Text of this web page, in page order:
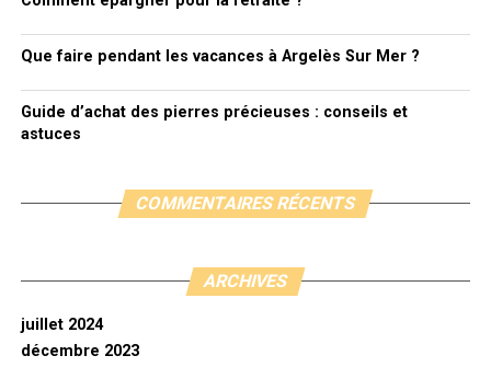
Que faire pendant les vacances à Argelès Sur Mer ?
Guide d’achat des pierres précieuses : conseils et
astuces
COMMENTAIRES RÉCENTS
ARCHIVES
juillet 2024
décembre 2023